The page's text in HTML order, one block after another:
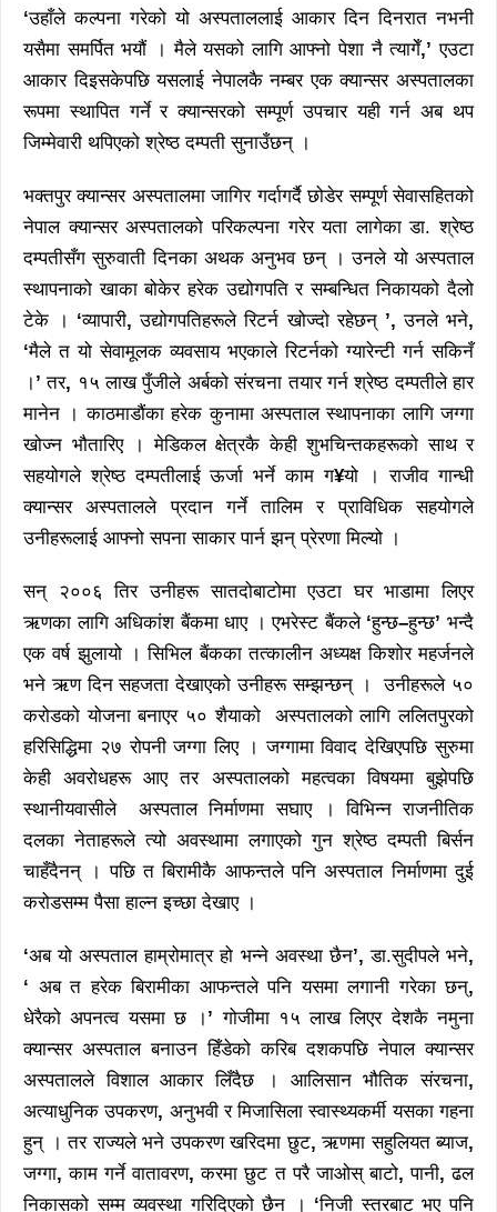
‘उहाँले कल्पना गरेको यो अस्पताललाई आकार दिन दिनरात नभनी
यसैमा समर्पित भयौं । मैले यसको लागि आफ्नो पेशा नै त्यागेँ,’ एउटा
आकार दिइसकेपछि यसलाई नेपालकै नम्बर एक क्यान्सर अस्पतालका
रूपमा स्थापित गर्ने र क्यान्सरको सम्पूर्ण उपचार यही गर्न अब थप
जिम्मेवारी थपिएको श्रेष्ठ दम्पती सुनाउँछन् ।
भक्तपुर क्यान्सर अस्पतालमा जागिर गर्दागर्दै छोडेर सम्पूर्ण सेवासहितको
नेपाल क्यान्सर अस्पतालको परिकल्पना गरेर यता लागेका डा. श्रेष्ठ
दम्पतीसँग सुरुवाती दिनका अथक अनुभव छन् । उनले यो अस्पताल
स्थापनाको खाका बोकेर हरेक उद्योगपति र सम्बन्धित निकायको दैलो
टेके । ‘व्यापारी,उद्योगपतिहरूले रिटर्न खोज्दो रहेछन् ’,उनले भने,
‘मैले त यो सेवामूलक व्यवसाय भएकाले रिटर्नको ग्यारेन्टी गर्न सकिनँ
। ’ तर, १५ लाख पुँजीले अर्बको संरचना तयार गर्न श्रेष्ठ दम्पतीले हार
मानेन । काठमाडौंका हरेक कुनामा अस्पताल स्थापनाका लागि जग्गा
खोज्न भौतारिए । मेडिकल क्षेत्रकै केही शुभचिन्तकहरूको साथ र
सहयोगले श्रेष्ठ दम्पतीलाई ऊर्जा भर्ने काम ग¥यो । राजीव गान्धी
क्यान्सर अस्पतालले प्रदान गर्ने तालिम र प्राविधिक सहयोगले
उनीहरूलाई आफ्नो सपना साकार पार्न झन् प्रेरणा मिल्यो ।
सन् २००६ तिर उनीहरू सातदोबाटोमा एउटा घर भाडामा लिएर
ऋणका लागि अधिकांश बैंकमा धाए । एभरेस्ट बैंकले ‘हुन्छ–हुन्छ’ भन्दै
एक वर्ष झुलायो । सिभिल बैंकका तत्कालीन अध्यक्ष किशोर महर्जनले
भने ऋण दिन सहजता देखाएको उनीहरू सम्झन्छन् । उनीहरूले ५०
करोडको योजना बनाएर ५० शैयाको अस्पतालको लागि ललितपुरको
हरिसिद्धिमा २७ रोपनी जग्गा लिए । जग्गामा विवाद देखिएपछि सुरुमा
केही अवरोधहरू आए तर अस्पतालको महत्वका विषयमा बुझेपछि
स्थानीयवासीले अस्पताल निर्माणमा सघाए । विभिन्न राजनीतिक
दलका नेताहरूले त्यो अवस्थामा लगाएको गुन श्रेष्ठ दम्पती बिर्सन
चाहँदैनन् । पछि त बिरामीकै आफन्तले पनि अस्पताल निर्माणमा दुई
करोडसम्म पैसा हाल्न इच्छा देखाए ।
‘अब यो अस्पताल हाम्रोमात्र हो भन्ने अवस्था छैन’,डा.सुदीपले भने,
‘ अब त हरेक बिरामीका आफन्तले पनि यसमा लगानी गरेका छन्,
धेरैको अपनत्व यसमा छ । ’गोजीमा १५ लाख लिएर देशकै नमुना
क्यान्सर अस्पताल बनाउन हिँडेको करिब दशकपछि नेपाल क्यान्सर
अस्पतालले विशाल आकार लिँदैछ । आलिसान भौतिक संरचना,
अत्याधुनिक उपकरण, अनुभवी र मिजासिला स्वास्थ्यकर्मी यसका गहना
हुन् । तर राज्यले भने उपकरण खरिदमा छुट,ऋणमा सहुलियत ब्याज,
जग्गा,काम गर्ने वातावरण,करमा छुट त परै जाओस् बाटो,पानी,ढल
निकासको सम्म व्यवस्था गरिदिएको छैन । ‘निजी स्तरबाट भए पनि